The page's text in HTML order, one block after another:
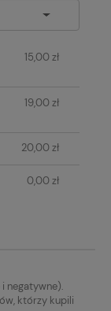
15,00 zł
19,00 zł
20,00 zł
0,00 zł
negatywne).
którzy kupili